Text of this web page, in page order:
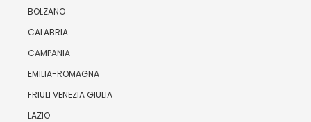
BOLZANO
CALABRIA
CAMPANIA
EMILIA-ROMAGNA
FRIULI VENEZIA GIULIA
LAZIO